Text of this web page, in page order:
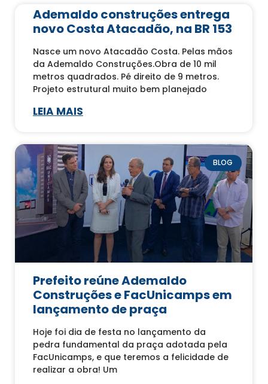
Ademaldo construções entrega
novo Costa Atacadão, na BR 153
Nasce um novo Atacadão Costa. Pelas mãos
da Ademaldo Construções.Obra de 10 mil
metros quadrados. Pé direito de 9 metros.
Projeto estrutural muito bem planejado
LEIA MAIS
BLOG
Prefeito reúne Ademaldo
Construções e FacUnicamps em
lançamento de praça
Hoje foi dia de festa no lançamento da
pedra fundamental da praça adotada pela
FacUnicamps, e que teremos a felicidade de
realizar a obra! Um